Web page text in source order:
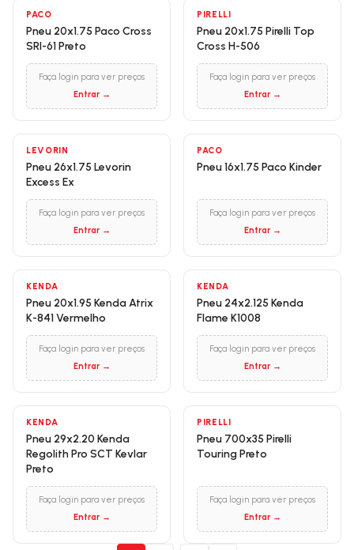
PACO
Pneu 20x1.75 Paco Cross
SRI-61 Preto
Faça login para ver preços
Entrar →
PIRELLI
Pneu 20x1.75 Pirelli Top
Cross H-506
Faça login para ver preços
Entrar →
LEVORIN
Pneu 26x1.75 Levorin
Excess Ex
Faça login para ver preços
Entrar →
PACO
Pneu 16x1.75 Paco Kinder
Faça login para ver preços
Entrar →
KENDA
Pneu 20x1.95 Kenda Atrix
K-841 Vermelho
Faça login para ver preços
Entrar →
KENDA
Pneu 24x2.125 Kenda
Flame K1008
Faça login para ver preços
Entrar →
KENDA
Pneu 29x2.20 Kenda
Regolith Pro SCT Kevlar
Preto
Faça login para ver preços
Entrar →
PIRELLI
Pneu 700x35 Pirelli
Touring Preto
Faça login para ver preços
Entrar →